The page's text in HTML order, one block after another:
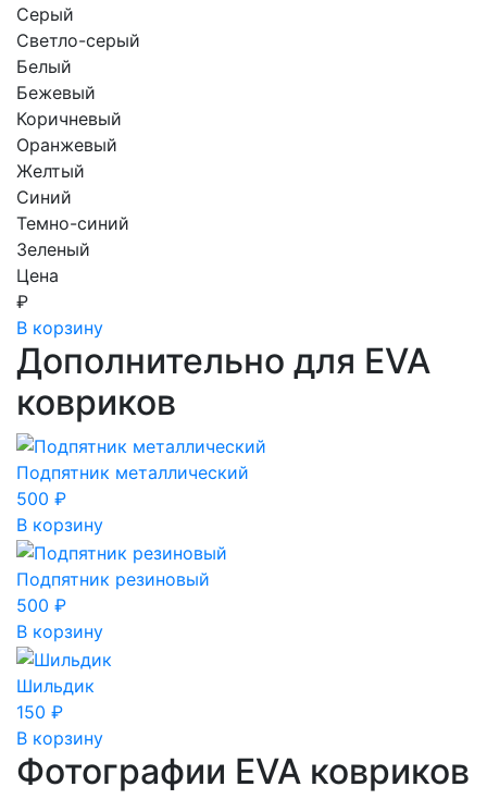
Серый
Светло-серый
Белый
Бежевый
Коричневый
Оранжевый
Желтый
Синий
Темно-синий
Зеленый
Цена
₽
В корзину
Дополнительно для EVA
ковриков
Подпятник металлический
500 ₽
В корзину
Подпятник резиновый
500 ₽
В корзину
Шильдик
150 ₽
В корзину
Фотографии EVA ковриков